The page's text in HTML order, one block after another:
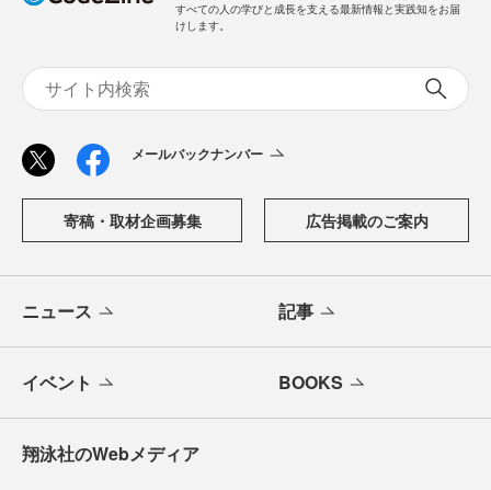
すべての人の学びと成長を支える最新情報と実践知をお届
けします。
メールバックナンバー
寄稿・取材企画募集 広告掲載のご案内
ニュース 記事
イベント BOOKS
翔泳社のWebメディア